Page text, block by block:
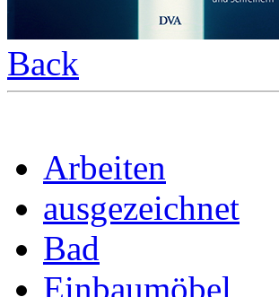
Back
Arbeiten
ausgezeichnet
Bad
Einbaumöbel